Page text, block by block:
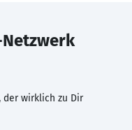
Netzwerk
der wirklich zu Dir